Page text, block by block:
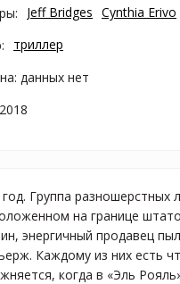
Jeff Bridges Cynthia Erivo
триллер
данных нет
год. Группа разношерстных
на границе
энергичный продавец
Каждому из них есть
когда в «Эль